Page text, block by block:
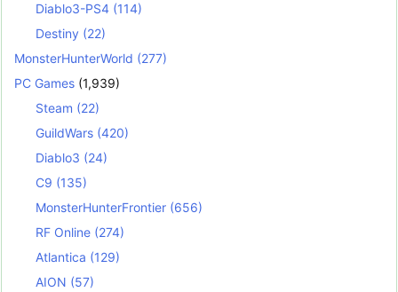
Diablo3-PS4 (114)
Destiny (22)
MonsterHunterWorld (277)
PC Games (1,939)
Steam (22)
GuildWars (420)
Diablo3 (24)
C9 (135)
MonsterHunterFrontier (656)
RF Online (274)
Atlantica (129)
AION (57)